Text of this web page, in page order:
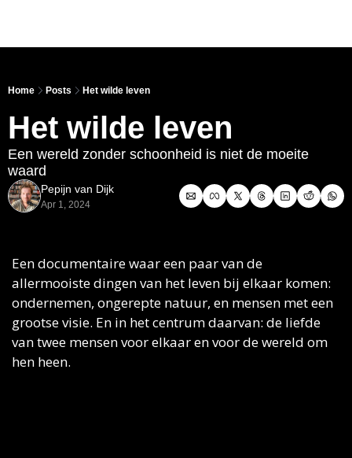
Home Posts Het wilde leven
Het wilde leven
Een wereld zonder schoonheid is niet de moeite
waard
Pepijn van Dijk
Apr 1, 2024
Een documentaire waar een paar van de
allermooiste dingen van het leven bij elkaar komen:
ondernemen, ongerepte natuur, en mensen met een
grootse visie. En in het centrum daarvan: de liefde
van twee mensen voor elkaar en voor de wereld om
hen heen.